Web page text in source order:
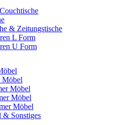
& Zeitungstische
L Form
U Form
Möbel
Möbel
Möbel
Möbel
& Sonstiges